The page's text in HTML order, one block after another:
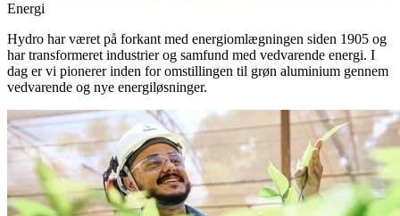
Energi
Hydro har været på forkant med energiomlægningen siden 1905 og
har transformeret industrier og samfund med vedvarende energi. I
dag er vi pionerer inden for omstillingen til grøn aluminium gennem
vedvarende og nye energiløsninger.